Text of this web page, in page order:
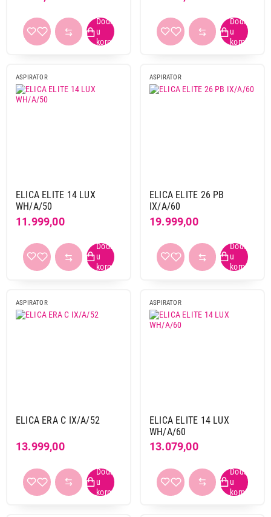
ASPIRATOR
ELICA ELITE 14 LUX
WH/A/50
11.999,00
ASPIRATOR
ELICA ELITE 26 PB
IX/A/60
19.999,00
ASPIRATOR
ELICA ERA C IX/A/52
13.999,00
ASPIRATOR
ELICA ELITE 14 LUX
WH/A/60
13.079,00